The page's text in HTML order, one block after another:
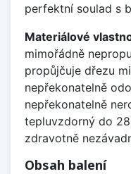
perfektní soulad s
Materiálové
mimořádně
propůjčuje dřezu
nepřekonatelně
nepřekonatelně
tepluvzdorný do
zdravotně
Obsah balení